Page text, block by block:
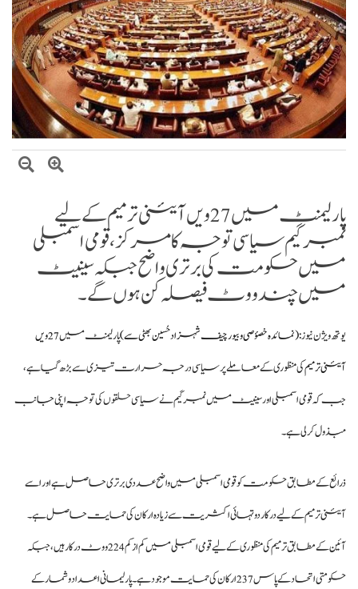
صومالی وزیر دفاع کا اعلیٰ عسکری قیادت سے ملاقات، دفاعی تعاون بڑھانے پر
اتفاق
پارلیمنٹ میں 27ویں آئینی ترمیم کے لیے
نمبر گیم سیاسی توجہ کا مرکز، قومی اسمبلی
میں حکومت کی برتری واضح جبکہ سینیٹ
میں چند ووٹ فیصلہ کن ہوں گے۔
یوتھ ویژن نیوز:(نمائدہ خصؤصی و بیورچیف شہزاد حُسین بھٹی سے)پارلیمنٹ میں
27ویں
آئینی ترمیمکی منظوری کے معاملے پر سیاسی درجہ حرارت تیزی سے بڑھ گیا ہے،
جب کہ قومی اسمبلی اور سینیٹ میں نمبر گیم نے سیاسی حلقوں کی توجہ اپنی جانب
مبذول کر لی ہے۔
ذرائع کے مطابق حکومت کو قومی اسمبلی میں واضح عددی برتری حاصل ہے اور اسے
آئینی ترمیم کے لیے درکار دو تہائی اکثریت سے زیادہ ارکان کی حمایت حاصل ہے۔
آئین کے مطابق ترمیم کی منظوری کے لیے قومی اسمبلی میں کم از کم 224 ووٹ درکار ہیں، جبکہ
حکومتی اتحاد کے پاس 237 ارکان کی حمایت موجود ہے۔ پارلیمانی اعداد و شمار کے